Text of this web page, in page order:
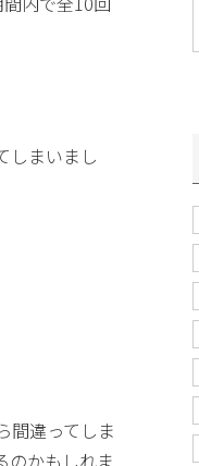
しまいまし
間違ってしま
のかもしれま